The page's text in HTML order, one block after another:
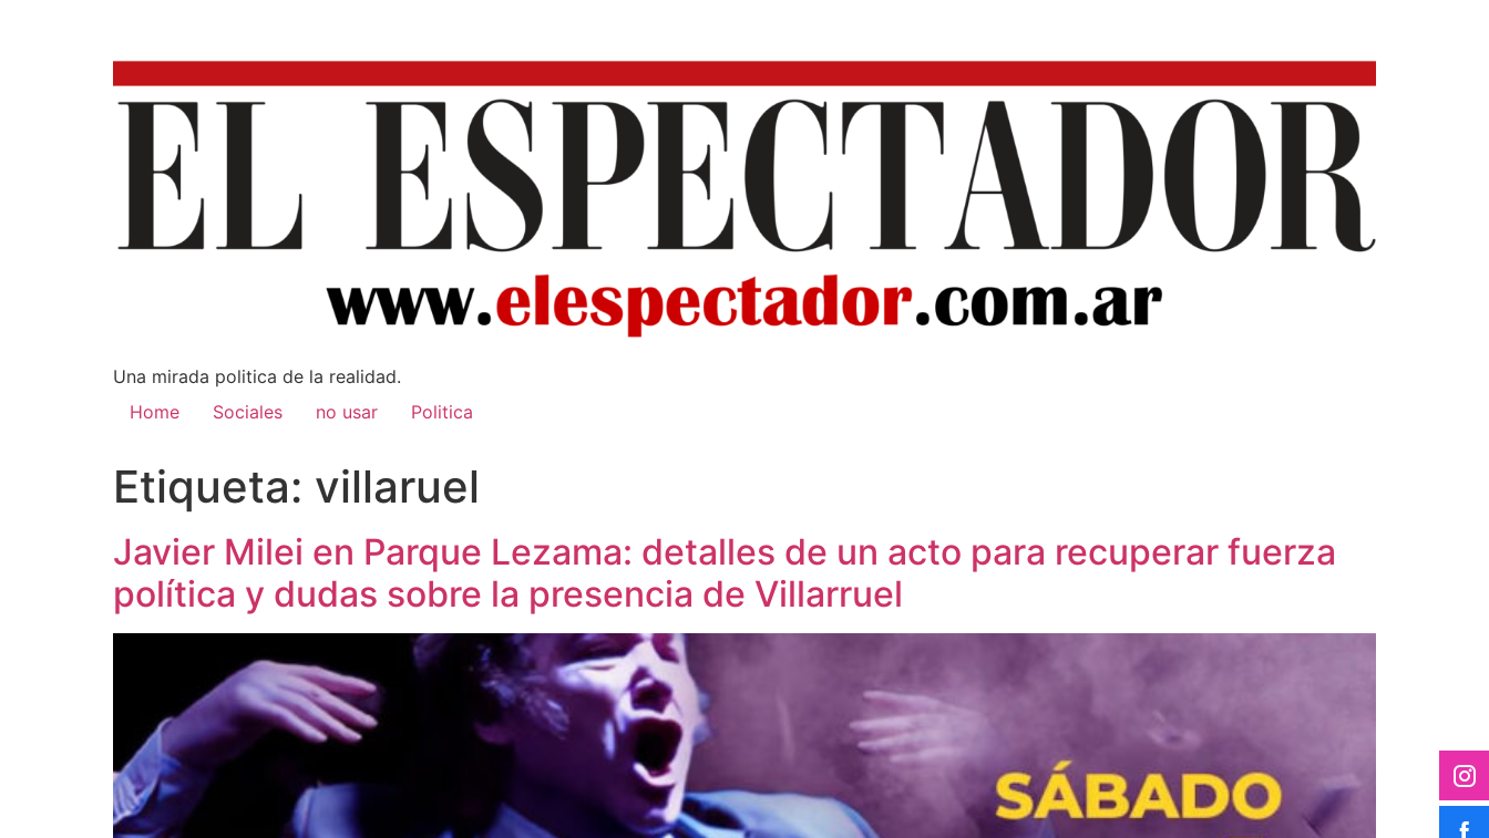
Una mirada poli­tica de la realidad.
Home
Sociales no usar Politica
Etiqueta: villaruel
Javier Milei en Parque Lezama: detalles de un acto para recuperar fuerza
política y dudas sobre la presencia de Villarruel